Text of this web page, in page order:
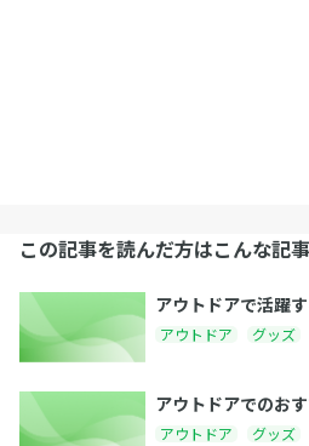
この記事を読んだ方はこんな記
アウトドアで活躍
アウトドア グッズ
アウトドアでのお
アウトドア グッズ